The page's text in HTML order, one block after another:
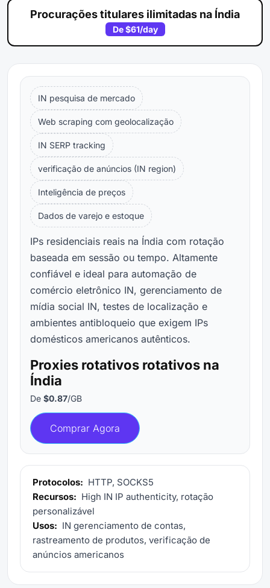
Procurações titulares ilimitadas na Índia
De$61/day
IN pesquisa de mercado
Web scraping com geolocalização
IN SERP tracking
verificação de anúncios (IN region)
Inteligência de preços
Dados de varejo e estoque
IPs residenciais reais na Índia com rotação
baseada em sessão ou tempo. Altamente
confiável e ideal para automação de
comércio eletrônico IN, gerenciamento de
mídia social IN, testes de localização e
ambientes antibloqueio que exigem IPs
domésticos americanos autênticos.
Proxies rotativos rotativos na
Índia
De $0.87/GB
Comprar Agora
Protocolos: HTTP, SOCKS5
Recursos: High IN IP authenticity, rotação
personalizável
Usos: IN gerenciamento de contas,
rastreamento de produtos, verificação de
anúncios americanos